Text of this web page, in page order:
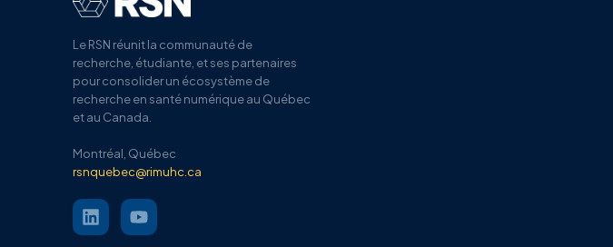
Le RSN réunit la communauté de
recherche, étudiante, et ses partenaires
pourconsolider un écosystème de
recherche en santé numérique au Québec
et au Canada.
Montréal, Québec
rsnquebec@rimuhc.ca